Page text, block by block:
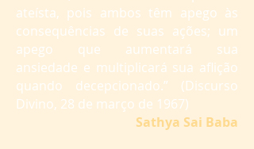
ateísta, pois ambos têm apego às
consequências de suas ações; um
apego que aumentará sua
ansiedade e multiplicará sua aflição
quando decepcionado.” (Discurso
Divino, 28 de março de 1967)
Sathya Sai Baba